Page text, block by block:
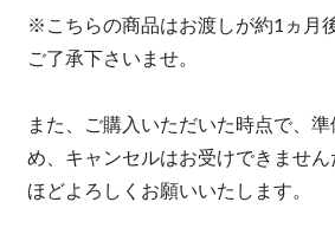
※こちらの商品はお渡しが約1ヵ月
ご了承下さいませ。
また、ご購入いただいた時点で、
め、キャンセルはお受けできませ
ほどよろしくお願いいたします。